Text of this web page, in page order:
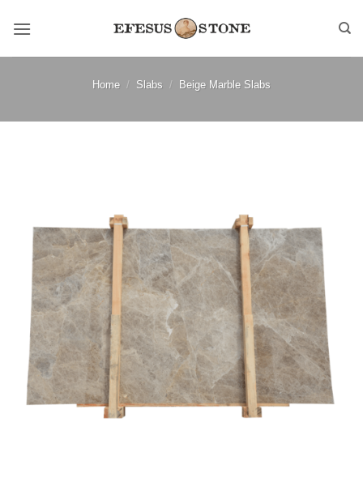
Home / Slabs / Beige Marble Slabs